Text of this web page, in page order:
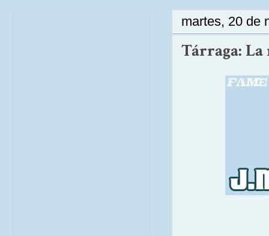
martes, 20 de
Tárraga: La